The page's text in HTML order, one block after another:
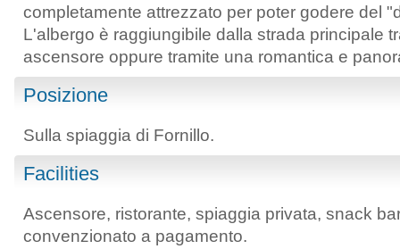
completamente attrezzato per poter godere del
L'albergo è raggiungibile dalla strada principale
ascensore oppure tramite una romantica e
Posizione
Sulla spiaggia di Fornillo.
Facilities
Ascensore, ristorante, spiaggia privata, snack
convenzionato a pagamento.